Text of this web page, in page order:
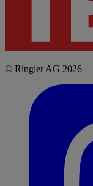
© Ringier AG 2026